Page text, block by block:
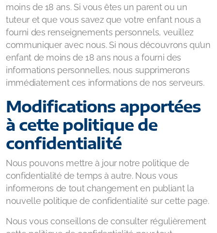
moins de 18 ans. Si vous êtes un parent ou un
tuteur et que vous savez que votre enfant nous a
fourni des renseignements personnels, veuillez
communiquer avec nous. Si nous découvrons qu’un
enfant de moins de 18 ans nous a fourni des
informations personnelles, nous supprimerons
immédiatement ces informations de nos serveurs.
Modifications apportées
à cette politique de
confidentialité
Nous pouvons mettre à jour notre politique de
confidentialité de temps à autre. Nous vous
informerons de tout changement en publiant la
nouvelle politique de confidentialité sur cette page.
Nous vous conseillons de consulter régulièrement